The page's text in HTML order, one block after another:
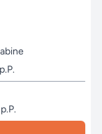
p.P.
p.P.